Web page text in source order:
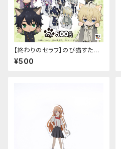
【終わりのセラフ】のび猫すたん
だっぷ
¥500